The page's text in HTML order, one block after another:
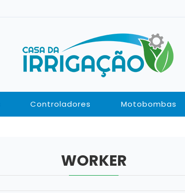
Controladores Motobombas
WORKER